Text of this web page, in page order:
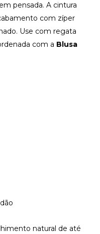
pensada. A cintura
com zíper
Use com regata
com a Blusa
natural de até